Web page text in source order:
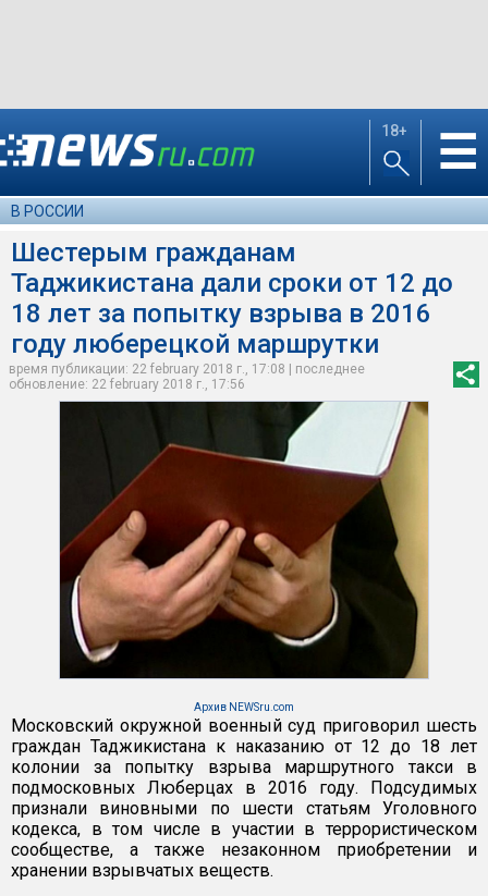
18+ ☰
В РОССИИ
Шестерым гражданам
Таджикистана дали сроки от 12 до
18 лет за попытку взрыва в 2016
году люберецкой маршрутки
время публикации: 22 february 2018 г., 17:08 | последнее
обновление: 22 february 2018 г., 17:56
Архив NEWSru.com
Московский окружной военный суд приговорил шесть
граждан Таджикистана к наказанию от 12 до 18 лет
колонии за попытку взрыва маршрутного такси в
подмосковных Люберцах в 2016 году. Подсудимых
признали виновными по шести статьям Уголовного
кодекса, в том числе в участии в террористическом
сообществе, а также незаконном приобретении и
хранении взрывчатых веществ.